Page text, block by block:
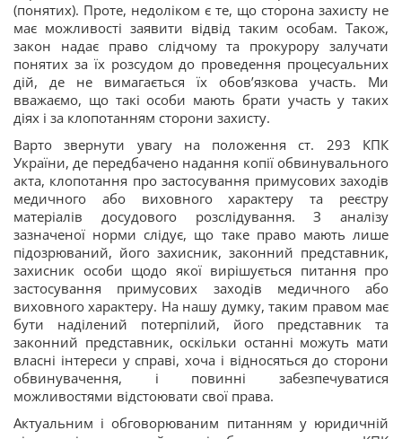
(понятих). Проте, недоліком є те, що сторона захисту не
має можливості заявити відвід таким особам. Також,
закон надає право слідчому та прокурору залучати
понятих за їх розсудом до проведення процесуальних
дій, де не вимагається їх обов’язкова участь. Ми
вважаємо, що такі особи мають брати участь у таких
діях і за клопотанням сторони захисту.
Варто звернути увагу на положення ст. 293 КПК
України, де передбачено надання копії обвинувального
акта, клопотання про застосування примусових заходів
медичного або виховного характеру та реєстру
матеріалів досудового розслідування. З аналізу
зазначеної норми слідує, що таке право мають лише
підозрюваний, його захисник, законний представник,
захисник особи щодо якої вирішується питання про
застосування примусових заходів медичного або
виховного характеру. На нашу думку, таким правом має
бути наділений потерпілий, його представник та
законний представник, оскільки останні можуть мати
власні інтереси у справі, хоча і відносяться до сторони
обвинувачення, і повинні забезпечуватися
можливостями відстоювати свої права.
Актуальним і обговорюваним питанням у юридичній